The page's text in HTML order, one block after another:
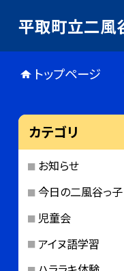
平取町立二風
トップページ
カテゴリ
お知らせ
今日の二風谷っ子
児童会
アイヌ語学習